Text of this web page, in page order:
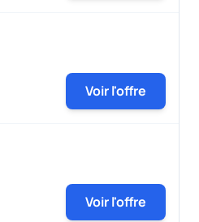
Voir l'offre
Voir l'offre